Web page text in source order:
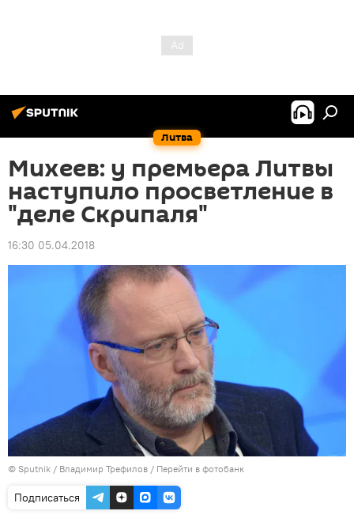
Литва
Михеев: у премьера Литвы
наступило просветление в
"деле Скрипаля"
16:30 05.04.2018
© Sputnik / Владимир Трефилов / Перейти в фотобанк
Подписаться